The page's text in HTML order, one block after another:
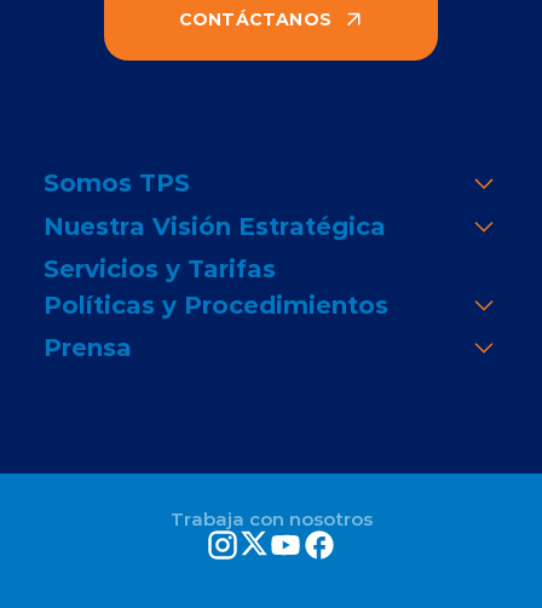
CONTÁCTANOS
Somos TPS
Nuestra Visión Estratégica
Servicios y Tarifas
Políticas y Procedimientos
Prensa
Trabaja con nosotros